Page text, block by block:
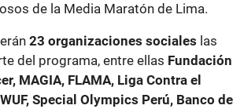
de la Media Maratón de Lima.
23 organizaciones sociales las
del programa, entre ellas Fundación
MAGIA, FLAMA, Liga Contra el
Special Olympics Perú, Banco de